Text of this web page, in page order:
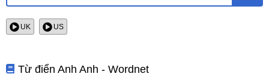
UK US
Từ điển Anh Anh - Wordnet